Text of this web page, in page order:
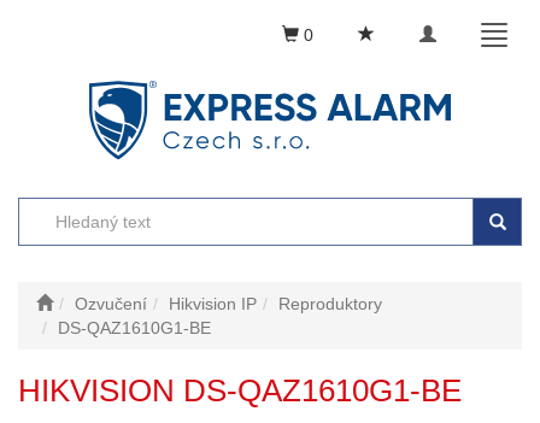
Toggle
0
Ozvučení Hikvision IP
Reproduktory
DS-QAZ1610G1-BE
HIKVISION DS-QAZ1610G1-BE